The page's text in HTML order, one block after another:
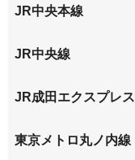
吉祥寺
西荻窪
JR中央本線
吉祥寺
JR中央線
吉祥寺
西荻窪
JR成田エクスプレス
吉祥寺
東京メトロ丸ノ内線